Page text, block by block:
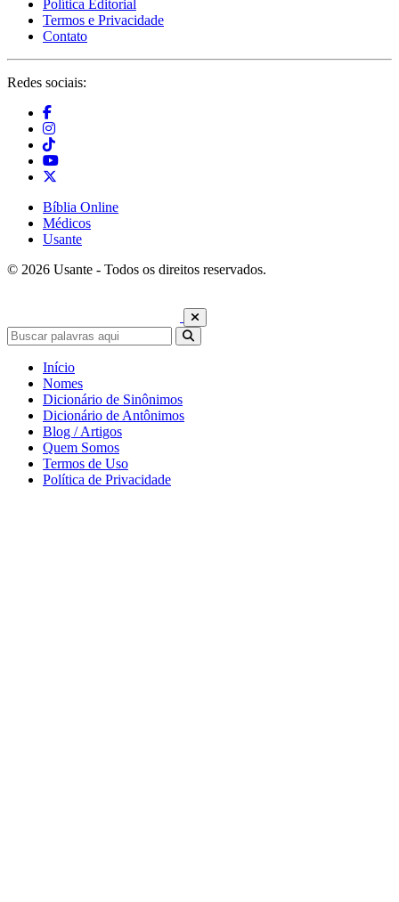
Política Editorial
Termos e Privacidade
Contato
Redes sociais:
Bíblia Online
Médicos
Usante
© 2026 Usante - Todos os direitos reservados.
Início
Nomes
Dicionário de Sinônimos
Dicionário de Antônimos
Blog / Artigos
Quem Somos
Termos de Uso
Política de Privacidade